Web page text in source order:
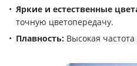
Яркие и естественные
точную цветопередачу.
Плавность: Высокая